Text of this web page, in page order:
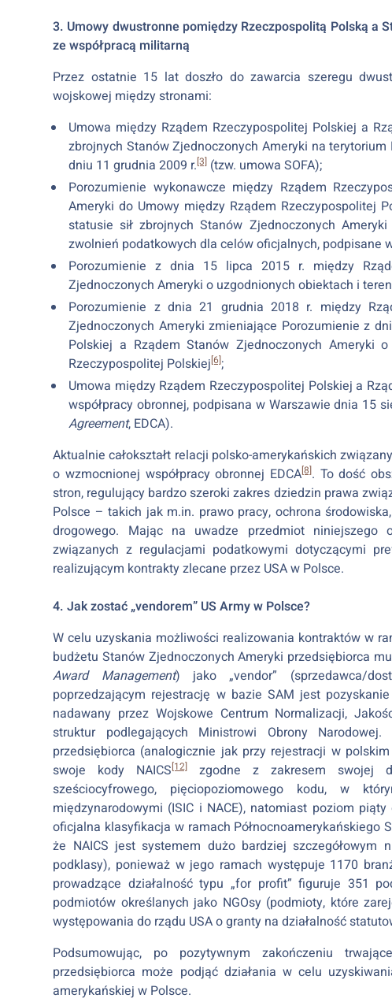
3. Umowy dwustronne pomiędzy Rzeczpospolitą Polską a
ze współpracą militarną
Przez ostatnie 15 lat doszło do zawarcia szeregu
wojskowej między stronami:
Umowa między Rządem Rzeczypospolitej Polskiej a
zbrojnych Stanów Zjednoczonych Ameryki na
dniu 11 grudnia 2009 r.[3] (tzw. umowa SOFA);
Porozumienie wykonawcze między Rządem
Ameryki do Umowy między Rządem Rzeczypospolitej
statusie sił zbrojnych Stanów Zjednoczonych
zwolnień podatkowych dla celów oficjalnych, podpisane
Porozumienie z dnia 15 lipca 2015 r. między
Zjednoczonych Ameryki o uzgodnionych obiektach i
Porozumienie z dnia 21 grudnia 2018 r. między
Zjednoczonych Ameryki zmieniające Porozumienie z
Polskiej a Rządem Stanów Zjednoczonych Ameryki
Rzeczypospolitej Polskiej[6];
Umowa między Rządem Rzeczypospolitej Polskiej a
współpracy obronnej, podpisana w Warszawie dnia 15
Agreement, EDCA).
Aktualnie całokształt relacji polsko-amerykańskich
o wzmocnionej współpracy obronnej EDCA[8]. To dość
stron, regulujący bardzo szeroki zakres dziedzin prawa
Polsce – takich jak m.in. prawo pracy, ochrona
drogowego. Mając na uwadze przedmiot niniejszego
związanych z regulacjami podatkowymi dotyczącymi
realizującym kontrakty zlecane przez USA w Polsce.
4. Jak zostać „vendorem” US Army w Polsce?
W celu uzyskania możliwości realizowania kontraktów w
budżetu Stanów Zjednoczonych Ameryki przedsiębiorca
Award Management) jako „vendor” (sprzedawca/
poprzedzającym rejestrację w bazie SAM jest pozyskanie
nadawany przez Wojskowe Centrum Normalizacji,
struktur podlegających Ministrowi Obrony
przedsiębiorca (analogicznie jak przy rejestracji w
swoje kody NAICS[12]
zgodne z zakresem swojej
sześciocyfrowego, pięciopoziomowego kodu, w
międzynarodowymi (ISIC i NACE), natomiast poziom
oficjalna klasyfikacja w ramach Północnoamerykańskiego
że NAICS jest systemem dużo bardziej szczegółowym
podklasy), ponieważ w jego ramach występuje 1170
prowadzące działalność typu „for profit” figuruje 351
podmiotów określanych jako NGOsy (podmioty, które
występowania do rządu USA o granty na działalność
Podsumowując, po pozytywnym zakończeniu
przedsiębiorca może podjąć działania w celu
amerykańskiej w Polsce.